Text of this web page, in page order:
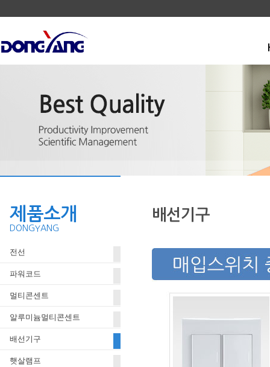
제품소개
DONGYANG
전선
파워코드
멀티콘센트
알루미늄멀티콘센트
배선기구
햇살램프
배선기구